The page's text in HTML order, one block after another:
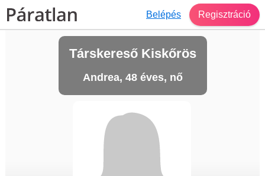
Belépés Regisztráció
Társkereső Kiskőrös
Andrea, 48 éves, nő